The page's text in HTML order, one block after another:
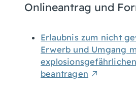
Onlineantrag und
Erlaubnis zum nicht
Erwerb und Umgang
beantragen